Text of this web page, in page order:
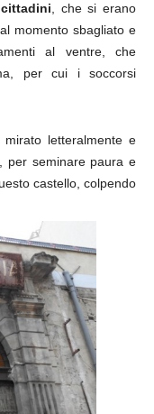
, che si erano
momento sbagliato e
al ventre, che
per cui i soccorsi
letteralmente e
per seminare paura e
castello, colpendo